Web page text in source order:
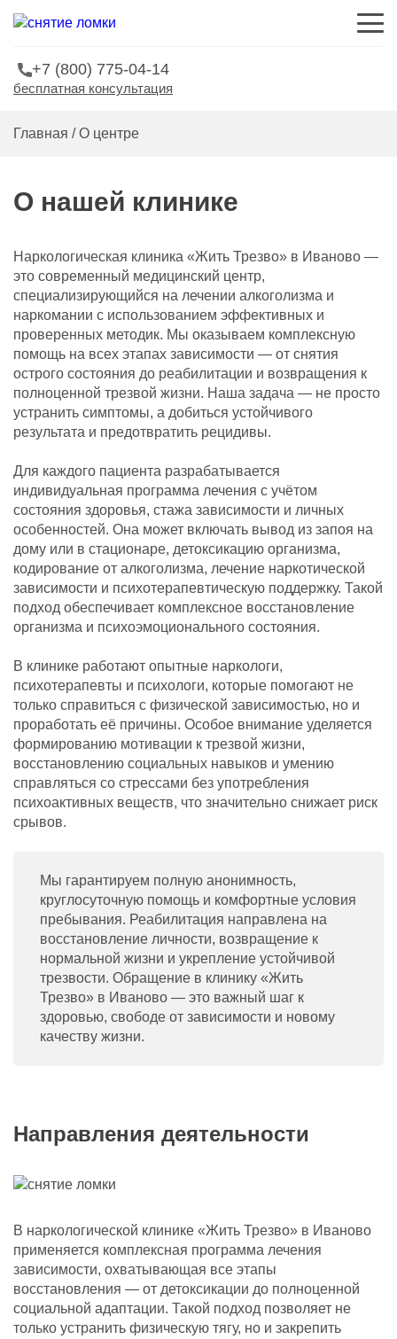
+7 (800) 775-04-14
бесплатная консультация
Главная /О центре
О нашей клинике
Наркологическая клиника «Жить Трезво» в Иваново —
это современный медицинский центр,
специализирующийся на лечении алкоголизма и
наркомании с использованием эффективных и
проверенных методик. Мы оказываем комплексную
помощь на всех этапах зависимости — от снятия
острого состояния до реабилитации и возвращения к
полноценной трезвой жизни. Наша задача — не просто
устранить симптомы, а добиться устойчивого
результата и предотвратить рецидивы.
Для каждого пациента разрабатывается
индивидуальная программа лечения с учётом
состояния здоровья, стажа зависимости и личных
особенностей. Она может включать вывод из запоя на
дому или в стационаре, детоксикацию организма,
кодирование от алкоголизма, лечение наркотической
зависимости и психотерапевтическую поддержку. Такой
подход обеспечивает комплексное восстановление
организма и психоэмоционального состояния.
В клинике работают опытные наркологи,
психотерапевты и психологи, которые помогают не
только справиться с физической зависимостью, но и
проработать её причины. Особое внимание уделяется
формированию мотивации к трезвой жизни,
восстановлению социальных навыков и умению
справляться со стрессами без употребления
психоактивных веществ, что значительно снижает риск
срывов.
Мы гарантируем полную анонимность,
круглосуточную помощь и комфортные условия
пребывания. Реабилитация направлена на
восстановление личности, возвращение к
нормальной жизни и укрепление устойчивой
трезвости. Обращение в клинику «Жить
Трезво» в Иваново — это важный шаг к
здоровью, свободе от зависимости и новому
качеству жизни.
Направления деятельности
В наркологической клинике «Жить Трезво» в Иваново
применяется комплексная программа лечения
зависимости, охватывающая все этапы
восстановления — от детоксикации до полноценной
социальной адаптации. Такой подход позволяет не
только устранить физическую тягу, но и закрепить